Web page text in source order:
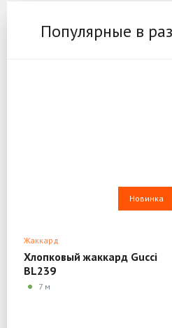
Популярные в
Новинка
Жаккард
Хлопковый жаккард Gucci
BL239
7 м